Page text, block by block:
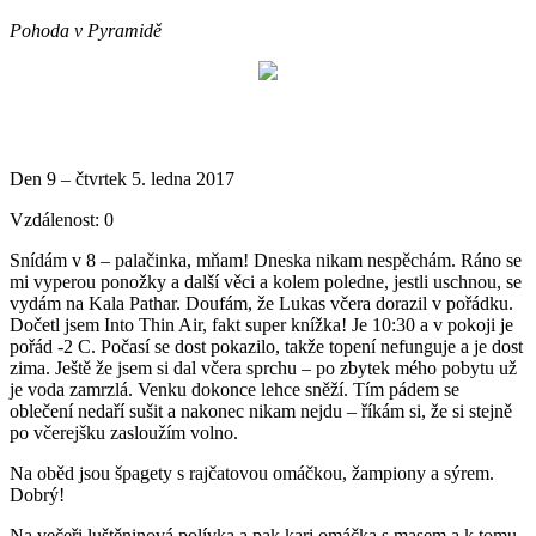
Pohoda v Pyramidě
Den 9 – čtvrtek 5. ledna 2017
Vzdálenost: 0
Snídám v 8 – palačinka, mňam! Dneska nikam nespěchám. Ráno se
mi vyperou ponožky a další věci a kolem poledne, jestli uschnou, se
vydám na Kala Pathar. Doufám, že Lukas včera dorazil v pořádku.
Dočetl jsem Into Thin Air, fakt super knížka! Je 10:30 a v pokoji je
pořád -2 C. Počasí se dost pokazilo, takže topení nefunguje a je dost
zima. Ještě že jsem si dal včera sprchu – po zbytek mého pobytu už
je voda zamrzlá. Venku dokonce lehce sněží. Tím pádem se
oblečení nedaří sušit a nakonec nikam nejdu – říkám si, že si stejně
po včerejšku zasloužím volno.
Na oběd jsou špagety s rajčatovou omáčkou, žampiony a sýrem.
Dobrý!